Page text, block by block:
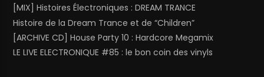
[MIX] Histoires Électroniques : DREAM TRANCE
Histoire de la Dream Trance et de “Children”
[ARCHIVE CD] House Party 10 : Hardcore Megamix
LE LIVE ELECTRONIQUE #85 : le bon coin des vinyls